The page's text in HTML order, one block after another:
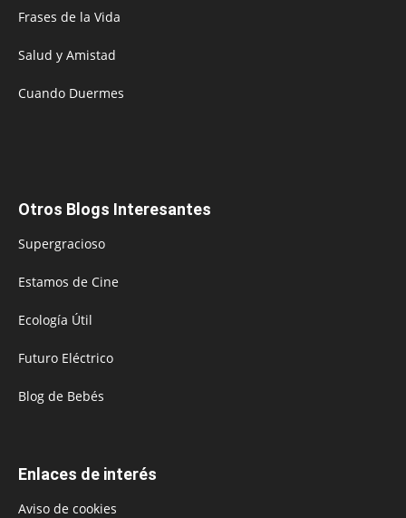
Frases de la Vida
Salud y Amistad
Cuando Duermes
Otros Blogs Interesantes
Supergracioso
Estamos de Cine
Ecología Útil
Futuro Eléctrico
Blog de Bebés
Enlaces de interés
Aviso de cookies